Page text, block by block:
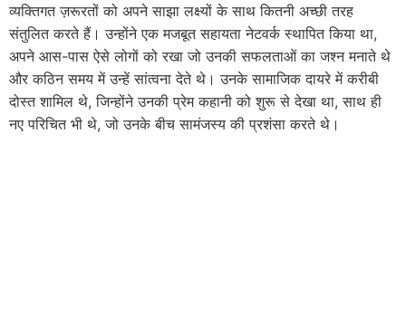
व्यक्तिगत ज़रूरतों को अपने साझा लक्ष्यों के साथ कितनी अच्छी तरह
संतुलित करते हैं। उन्होंने एक मजबूत सहायता नेटवर्क स्थापित किया था,
अपने आस-पास ऐसे लोगों को रखा जो उनकी सफलताओं का जश्न मनाते थे
और कठिन समय में उन्हें सांत्वना देते थे। उनके सामाजिक दायरे में करीबी
दोस्त शामिल थे, जिन्होंने उनकी प्रेम कहानी को शुरू से देखा था, साथ ही
नए परिचित भी थे, जो उनके बीच सामंजस्य की प्रशंसा करते थे।